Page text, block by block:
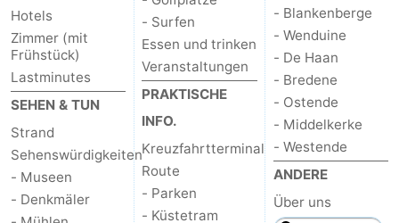
Hotels
Zimmer (mit
Frühstück)
Lastminutes
SEHEN & TUN
Strand
Sehenswürdigkeiten
- Museen
- Denkmäler
- Surfen
Essen und trinken
Veranstaltungen
PRAKTISCHE
INFO.
Kreuzfahrtterminal
Route
- Parken
- Küstetram
- Blankenberge
- Wenduine
- De Haan
- Bredene
- Ostende
- Middelkerke
- Westende
ANDERE
Über uns